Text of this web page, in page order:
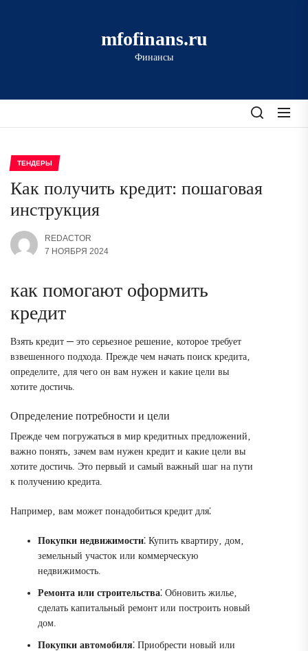
mfofinans.ru
Финансы
ТЕНДЕРЫ
Как получить кредит: пошаговая
инструкция
REDACTOR
7 НОЯБРЯ 2024
как помогают оформить
кредит
Взять кредит ─ это серьезное решение‚ которое требует
взвешенного подхода. Прежде чем начать поиск кредита‚
определите‚ для чего он вам нужен и какие цели вы
хотите достичь.
Определение потребности и цели
Прежде чем погружаться в мир кредитных предложений‚
важно понять‚ зачем вам нужен кредит и какие цели вы
хотите достичь. Это первый и самый важный шаг на пути
к получению кредита.
Например‚ вам может понадобиться кредит для⁚
Покупки недвижимости⁚ Купить квартиру‚ дом‚
земельный участок или коммерческую
недвижимость.
Ремонта или строительства⁚ Обновить жилье‚
сделать капитальный ремонт или построить новый
дом.
Покупки автомобиля⁚ Приобрести новый или